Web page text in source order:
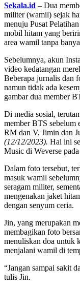
Sekala.id – Dua
militer (wamil) sejak
menuju Pusat
mobil hitam yang
area wamil tanpa
Sebelumnya, akun
video kedatangan
Beberapa jurnalis dan
namun tidak ada
gambar dua member
Di media sosial,
member BTS sebelum
RM dan V, Jimin dan
(12/12/2023). Hal ini
Music di Weverse
Dalam foto tersebut,
masuk wamil
seragam militer,
mengenakan jaket
dengan senyum ceria.
Jin, yang merupakan
membagikan foto
menuliskan doa untuk
menjalani wamil di
“Jangan sampai sakit
tulis Jin.